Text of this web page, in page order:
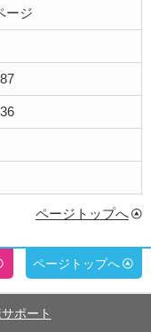
ージ
ページトップへ
ページトップへ
ポート